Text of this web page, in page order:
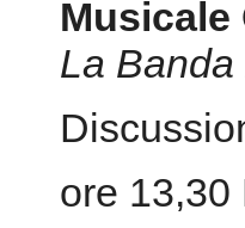
Musicale
La
ore 13,30